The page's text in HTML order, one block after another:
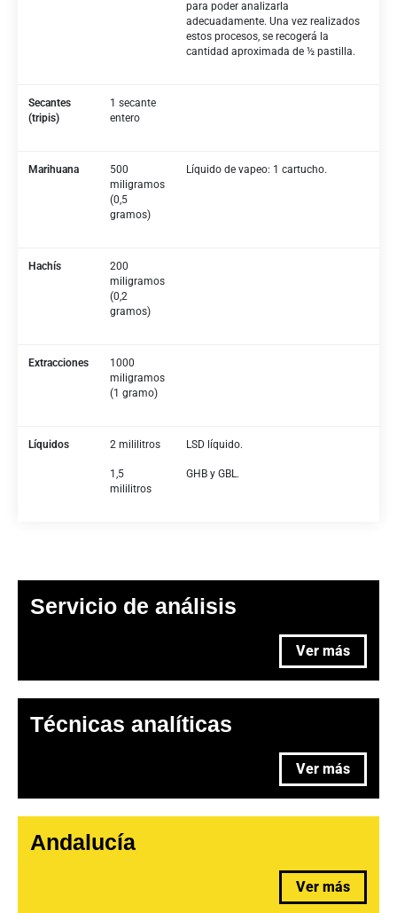
para poder analizarla
adecuadamente. Una vez realizados
estos procesos, se recogerá la
cantidad aproximada de ½ pastilla.
Secantes
(tripis)
1 secante
entero
Marihuana
500
miligramos
(0,5
gramos)
Líquido de vapeo: 1 cartucho.
Hachís
200
miligramos
(0,2
gramos)
Extracciones
1000
miligramos
(1 gramo)
Líquidos 2 mililitros
1,5
mililitros
LSD líquido.
GHB y GBL.
Servicio de análisis
Ver más
Técnicas analíticas
Ver más
Andalucía
Ver más